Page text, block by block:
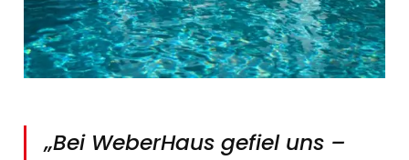
„Bei WeberHaus gefiel uns –